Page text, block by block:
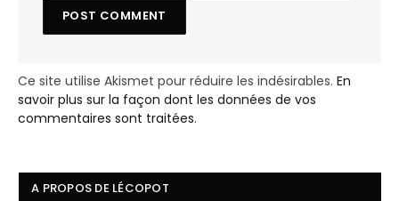
Ce site utilise Akismet pour réduire les indésirables. En
savoir plus sur la façon dont les données de vos
commentaires sont traitées.
A PROPOS DE LÉCOPOT